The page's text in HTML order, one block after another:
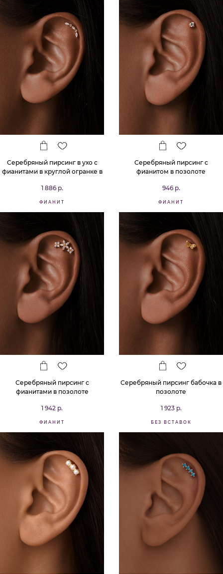
Серебряный пирсинг в ухо с
фианитами в круглой огранке в
1 886 р.
ФИАНИТ
Серебряный пирсинг с
фианитом в позолоте
946 р.
ФИАНИТ
Серебряный пирсинг с
фианитами в позолоте
1 942 р.
ФИАНИТ
Серебряный пирсинг бабочка в
позолоте
1 923 р.
БЕЗ ВСТАВОК